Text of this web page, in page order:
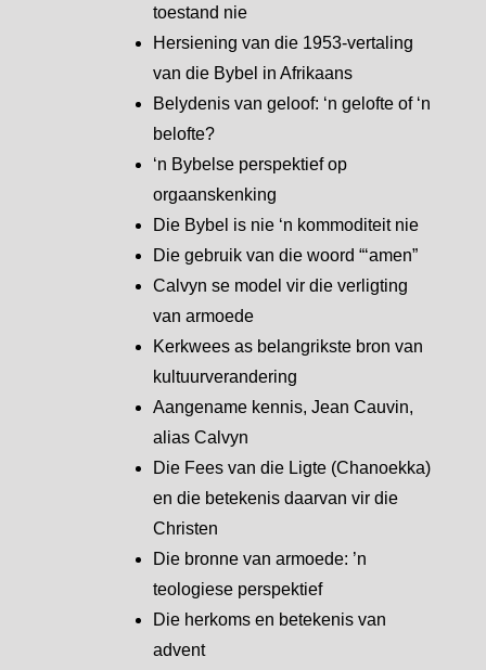
toestand nie
Hersiening van die 1953-vertaling
van die Bybel in Afrikaans
Belydenis van geloof: ‘n gelofte of ‘n
belofte?
‘n Bybelse perspektief op
orgaanskenking
Die Bybel is nie ‘n kommoditeit nie
Die gebruik van die woord “‘amen”
Calvyn se model vir die verligting
van armoede
Kerkwees as belangrikste bron van
kultuurverandering
Aangename kennis, Jean Cauvin,
alias Calvyn
Die Fees van die Ligte (Chanoekka)
en die betekenis daarvan vir die
Christen
Die bronne van armoede: ’n
teologiese perspektief
Die herkoms en betekenis van
advent